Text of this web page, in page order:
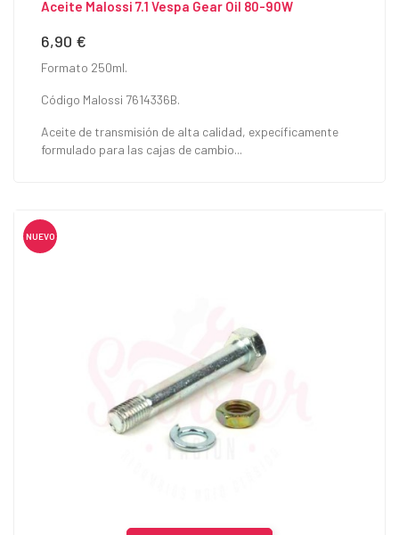
Aceite Malossi 7.1 Vespa Gear Oil 80-90W
Precio
6,90 €
Formato 250ml.
Código Malossi 7614336B.
Aceite de transmisión de alta calidad, expecíficamente
formulado para las cajas de cambio...
NUEVO